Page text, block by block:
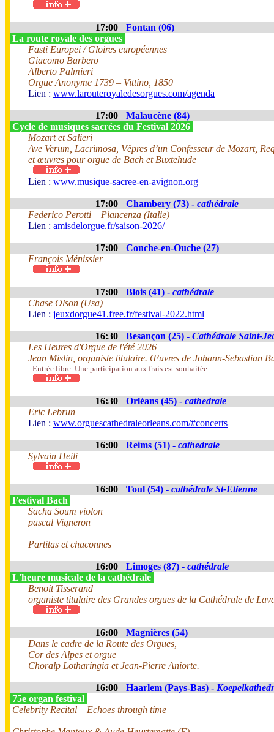
17:00
Fontan (06)
La route royale des orgues
Fasti Europei / Gloires européennes
Giacomo Barbero
Alberto Palmieri
Orgue Anonyme 1739 – Vittino, 1850
Lien : www.larouteroyaledesorgues.com/agenda
17:00
Malaucène (84)
Cycle de musiques sacrées du Festival 2026
Mozart et Salieri
Ave Verum, Lacrimosa, Vêpres d’un Confesseur de Mozart,
et œuvres pour orgue de Bach et Buxtehude
Lien : www.musique-sacree-en-avignon.org
17:00 Chambery (73) - cathédrale
Federico Perotti – Piancenza (Italie)
Lien : amisdelorgue.fr/saison-2026/
17:00
Conche-en-Ouche (27)
François Ménissier
17:00 Blois (41) - cathédrale
Chase Olson (Usa)
Lien : jeuxdorgue41.free.fr/festival-2022.html
16:30 Besançon (25) - Cathédrale Saint-
Les Heures d'Orgue de l'été 2026
Jean Mislin, organiste titulaire. Œuvres de Johann-Sebastian
- Entrée libre. Une participation aux frais est souhaitée.
16:30 Orléans (45) - cathedrale
Eric Lebrun
Lien : www.orguescathedraleorleans.com/#concerts
16:00 Reims (51) - cathedrale
Sylvain Heili
16:00 Toul (54) - cathédrale St-Etienne
Festival Bach
Sacha Soum violon
pascal Vigneron
Partitas et chaconnes
16:00 Limoges (87) - cathédrale
L'heure musicale de la cathédrale
Benoit Tisserand
organiste titulaire des Grandes orgues de la Cathédrale de
16:00
Magnières (54)
Dans le cadre de la Route des Orgues,
Cor des Alpes et orgue
Choralp Lotharingia et Jean-Pierre Aniorte.
16:00 Haarlem (Pays-Bas) -
75e organ festival
Celebrity Recital – Echoes through time